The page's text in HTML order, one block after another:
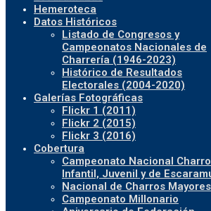
Hemeroteca
Datos Históricos
Listado de Congresos y
Campeonatos Nacionales de
Charrería (1946-2023)
Histórico de Resultados
Electorales (2004-2020)
Galerías Fotográficas
Flickr 1 (2011)
Flickr 2 (2015)
Flickr 3 (2016)
Cobertura
Campeonato Nacional Charro
Infantil, Juvenil y de
Nacional de Charros Mayores
Campeonato Millonario